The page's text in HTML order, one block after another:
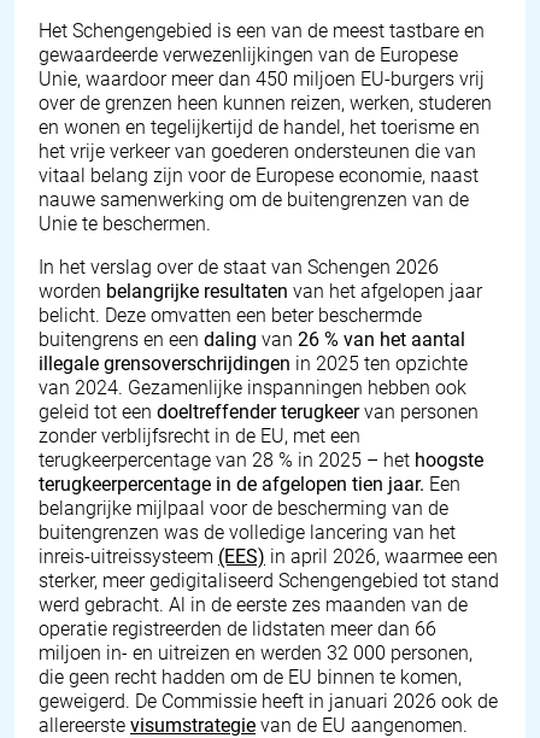
Het Schengengebied is een van de meest tastbare en
gewaardeerde verwezenlijkingen van de Europese
Unie, waardoor meer dan 450 miljoen EU-burgers vrij
over de grenzen heen kunnen reizen, werken, studeren
en wonen en tegelijkertijd de handel, het toerisme en
het vrije verkeer van goederen ondersteunen die van
vitaal belang zijn voor de Europese economie, naast
nauwe samenwerking om de buitengrenzen van de
Unie te beschermen.
In het verslag over de staat van Schengen 2026
worden belangrijke resultaten van het afgelopen jaar
belicht. Deze omvatten een beter beschermde
buitengrens en een daling van 26 % van het aantal
illegale grensoverschrijdingen in 2025 ten opzichte
van 2024. Gezamenlijke inspanningen hebben ook
geleid tot een doeltreffender terugkeervan personen
zonder verblijfsrecht in de EU, met een
terugkeerpercentage van 28 % in 2025 – het hoogste
terugkeerpercentage in de afgelopen tien jaar. Een
belangrijke mijlpaal voor de bescherming van de
buitengrenzen was de volledige lancering van het
inreis-uitreissysteem (EES) in april 2026, waarmee een
sterker, meer gedigitaliseerd Schengengebied tot stand
werd gebracht. Al in de eerste zes maanden van de
operatie registreerden de lidstaten meer dan 66
miljoen in- en uitreizen en werden 32 000 personen,
die geen recht hadden om de EU binnen te komen,
geweigerd. De Commissie heeft in januari 2026 ook de
allereerste visumstrategie van de EU aangenomen.